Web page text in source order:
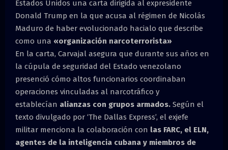
Estados Unidos una carta dirigida al expresidente
Donald Trump en la que acusa al régimen de Nicolás
Maduro de haber evolucionado hacialo que describe
como una «organización narcoterrorista»
En la carta, Carvajal asegura que durante sus años en
la cúpula de seguridad del Estado venezolano
presenció cómo altos funcionarios coordinaban
operaciones vinculadas al narcotráfico y
establecían alianzas con grupos armados. Según el
texto divulgado por ‘The Dallas Express’, el exjefe
militar menciona la colaboración con las FARC, el ELN,
agentes de la inteligencia cubana y miembros de